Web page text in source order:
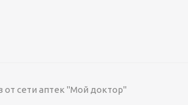
от сети аптек "Мой доктор"